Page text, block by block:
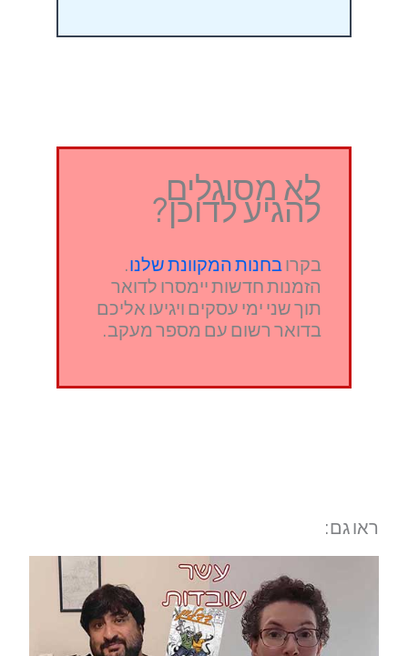
לא מסוגלים
להגיע לדוכן?
בקרו בחנות המקוונת שלנו
הזמנות חדשות יימסרו לדואר
תוך שני ימי עסקים ויגיעו אליכם
בדואר רשום עם מספר מעקב.
ראו גם: